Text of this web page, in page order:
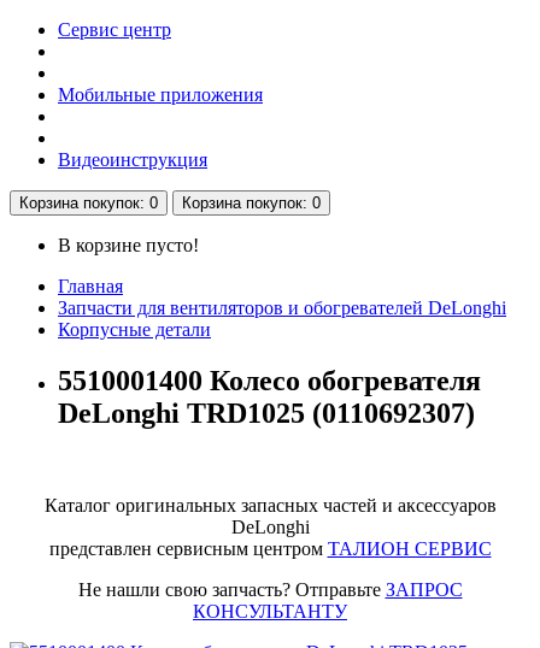
Сервис центр
Мобильные приложения
Видеоинструкция
Корзинапокупок: 0 Корзинапокупок: 0
В корзине пусто!
Главная
Запчасти для вентиляторов и обогревателей DeLonghi
Корпусные детали
5510001400 Колесо обогревателя
DeLonghi TRD1025 (0110692307)
Каталог оригинальных запасных частей и аксессуаров
DeLonghi
представлен сервисным центром ТАЛИОН СЕРВИС
Не нашли свою запчасть? Отправьте ЗАПРОС
КОНСУЛЬТАНТУ